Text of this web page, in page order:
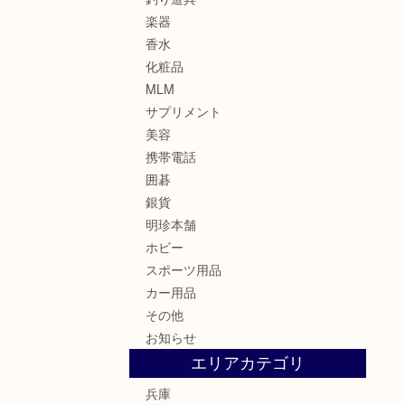
楽器
香水
化粧品
MLM
サプリメント
美容
携帯電話
囲碁
銀貨
明珍本舗
ホビー
スポーツ用品
カー用品
その他
お知らせ
エリアカテゴリ
兵庫